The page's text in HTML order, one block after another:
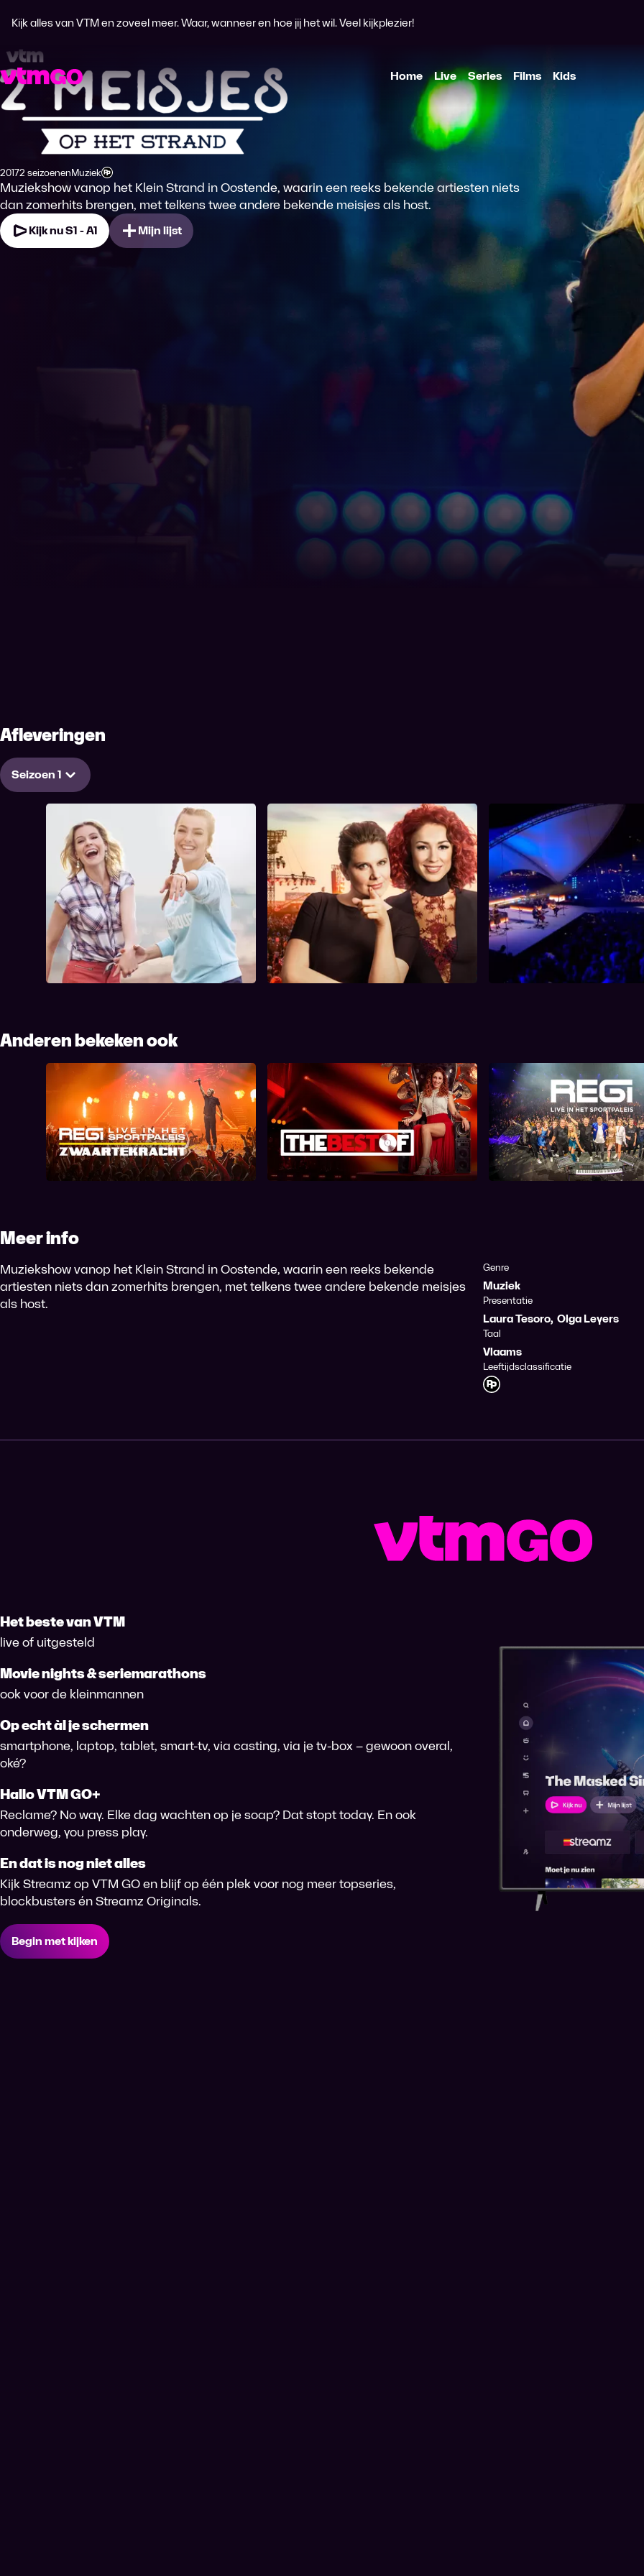
Kijk alles van VTM en zoveel meer. Waar, wanneer en hoe jij het wil. Veel kijkplezier!
Home Live Series Films Kids
2 Meisjes op het Strand
Productiejaar
20172 seizoenen
Genre
Muziek
Leeftijdsclassificatie
Muziekshow vanop het Klein Strand in Oostende, waarin een reeks bekende artiesten niets
dan zomerhits brengen, met telkens twee andere bekende meisjes als host.
Kijk nu S1 - A1 Mijn lijst
Afleveringen
Seizoen 1
1. Aflevering 1
1. Aflevering 1
Tijdsduur
61 min
In de eerste aflevering wakkeren Bent Van
Looy, K3, State of Mind (Gilles, Kjell, Sepp
en Sebastian van The Voice), Johannes
Genard, Lola & Jan (The Voice), Coco Jr,
Gers Pardoel en Zwartwerk het
zomergevoel aan. Dina Tersago en Olga
Leyers zijn de h...
2. Aflevering 2
2. Aflevering 2
Tijdsduur
59 min
Tweede aflevering, met de girlpower van
Natalia en Nathalie Meskens. Twee
meisjes die mekaar door en door kennen.
Nathalie belooft dit keer zichzelf te zijn en
Natalia niet te imiteren. Maar vast staat
wel dat de power ladies ook zelf zullen
zingen. ...
3. Aflevering 3
3. Aflevering 3
Tijdsduur
61 min
In deze aflevering zijn het niet
Meisjes op het Strand. Marthe,
Klaasje van K3 maken hun
gastvrouw van een tv-show. Zij
mooi volk naar het strand zoals
Slongs Dievanongs, Tourist
Winner, KIA,...
Anderen bekeken ook
Regi - Zwaartekracht Live in
het Sportpaleis
The Best Of Regi: Live in het
Meer info
Muziekshow vanop het Klein Strand in Oostende, waarin een reeks bekende
artiesten niets dan zomerhits brengen, met telkens twee andere bekende meisjes
als host.
Genre
Muziek
Presentatie
Laura Tesoro, Olga Leyers
Taal
Vlaams
Leeftijdsclassificatie
Het beste van VTM
live of uitgesteld
Movie nights & seriemarathons
ook voor de kleinmannen
Op echt àl je schermen
smartphone, laptop, tablet, smart-tv, via casting, via je tv-box – gewoon overal,
oké?
Hallo VTM GO+
Reclame? No way. Elke dag wachten op je soap? Dat stopt today. En ook
onderweg, you press play.
En dat is nog niet alles
Kijk Streamz op VTM GO en blijf op één plek voor nog meer topseries,
blockbusters én Streamz Originals.
Begin met kijken